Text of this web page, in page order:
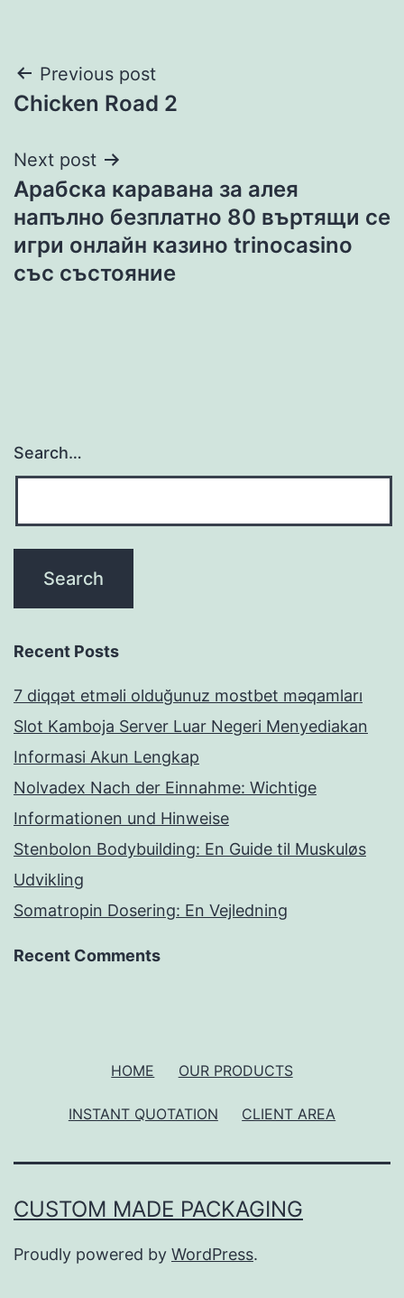
Previous post
Chicken Road 2
Next post
Арабска каравана за алея
напълно безплатно 80 въртящи се
игри онлайн казино trinocasino
със състояние
Search…
Recent Posts
7 diqqət etməli olduğunuz mostbet məqamları
Slot Kamboja Server Luar Negeri Menyediakan
Informasi Akun Lengkap
Nolvadex Nach der Einnahme: Wichtige
Informationen und Hinweise
Stenbolon Bodybuilding: En Guide til Muskuløs
Udvikling
Somatropin Dosering: En Vejledning
Recent Comments
HOME OUR PRODUCTS
INSTANT QUOTATION CLIENT AREA
CUSTOM MADE PACKAGING
Proudly powered by WordPress.